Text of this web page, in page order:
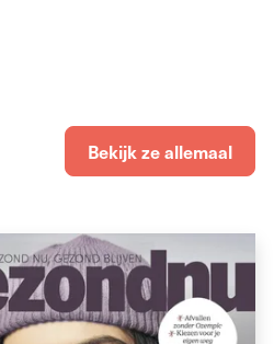
Bekijk ze allemaal